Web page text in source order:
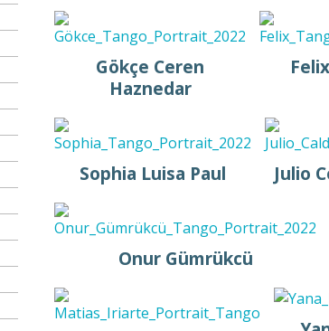
Gökçe Ceren
Haznedar
Sophia Luisa Paul Julio
Onur Gümrükcü